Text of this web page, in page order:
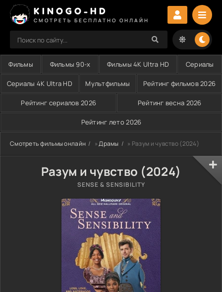
KINOGO-HD
СМОТРЕТЬ БЕСПЛАТНО ОНЛАЙН
Фильмы Фильмы 90-х Фильмы 4K Ultra HD Сериалы
Сериалы 4K Ultra HD Мультфильмы Рейтинг фильмов 2026
Рейтинг сериалов 2026 Рейтинг весна 2026
Рейтинг лето 2026
Смотреть фильмы онлайн »Драмы » Разум и чувство (2024)
Разум и чувство (2024)
SENSE & SENSIBILITY